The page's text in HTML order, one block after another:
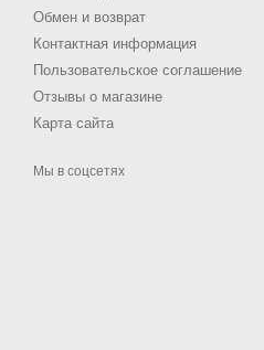
Обмен и возврат
Контактная информация
Пользовательское соглашение
Отзывы о магазине
Карта сайта
Мы в соцсетях